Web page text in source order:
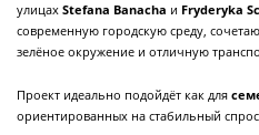
улицах Stefana Banacha и Fryderyka
современную городскую среду,
зелёное окружение и отличную
Проект идеально подойдёт как для
ориентированных на стабильный